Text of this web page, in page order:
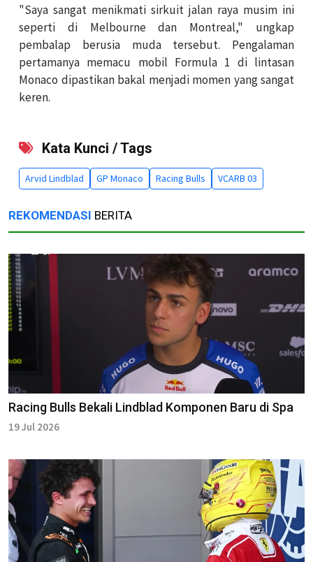
"Saya sangat menikmati sirkuit jalan raya musim ini
seperti di Melbourne dan Montreal," ungkap
pembalap berusia muda tersebut. Pengalaman
pertamanya memacu mobil Formula 1 di lintasan
Monaco dipastikan bakal menjadi momen yang sangat
keren.
Kata Kunci / Tags
Arvid Lindblad GP Monaco Racing Bulls VCARB 03
REKOMENDASI BERITA
Racing Bulls Bekali Lindblad Komponen Baru di Spa
19 Jul 2026